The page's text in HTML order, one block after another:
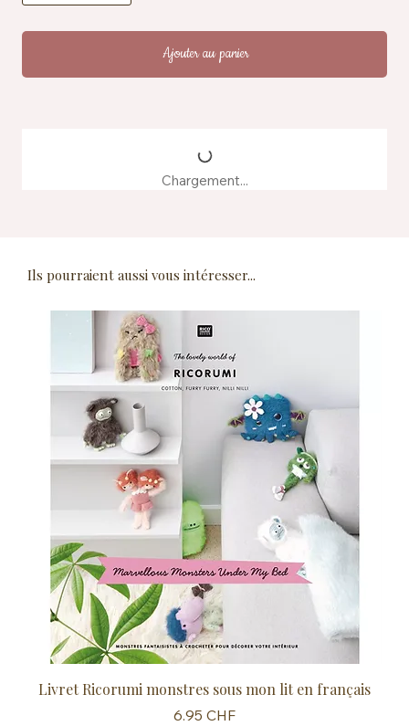
Ajouter au panier
Chargement...
Ils pourraient aussi vous intéresser...
Livret Ricorumi monstres sous mon lit en français
Prix
6.95 CHF